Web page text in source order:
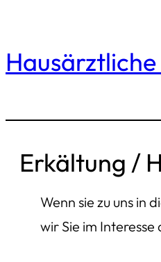
Inhalt
Erkältung /
Wenn sie zu uns in
wir Sie im